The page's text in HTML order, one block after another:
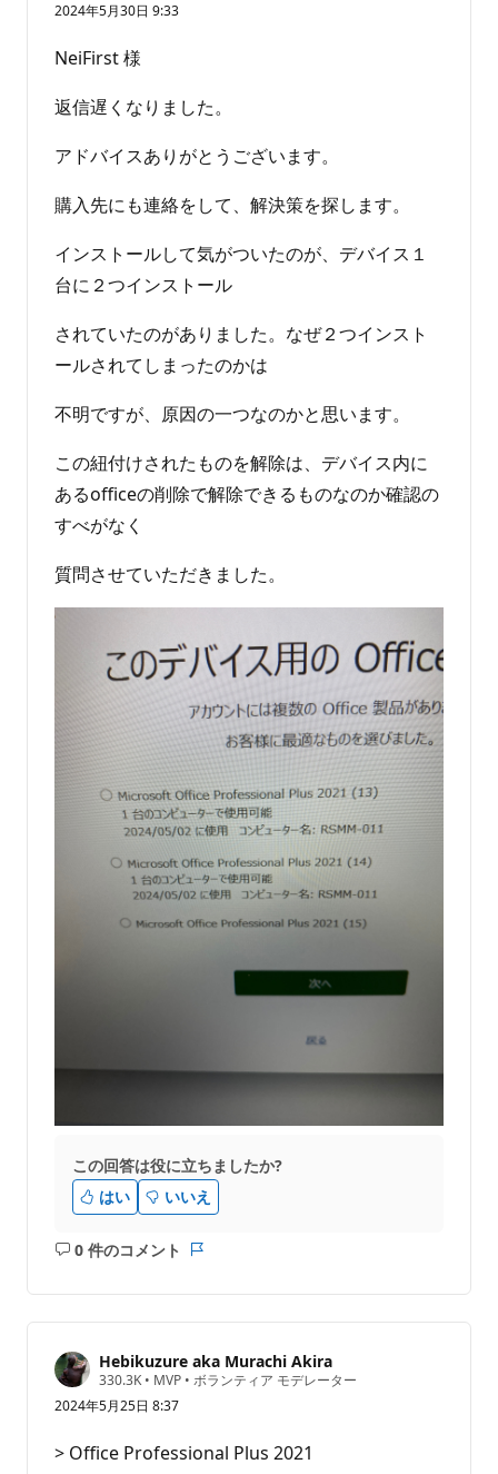
り
せ
2024年5月30日 9:33
NeiFirst 様
返信遅くなりました。
アドバイスありがとうございます。
購入先にも連絡をして、解決策を探します。
インストールして気がついたのが、デバイス１
台に２つインストール
されていたのがありました。なぜ２つインスト
ールされてしまったのかは
不明ですが、原因の一つなのかと思います。
この紐付けされたものを解除は、デバイス内に
あるofficeの削除で解除できるものなのか確認の
すべがなく
質問させていただきました。
この回答は役に立ちましたか?
はい
いいえ
0 件のコメント
コ
ト
は
あ
り
せ
ト
Hebikuzure aka Murachi Akira
330.3K 評
価
の
イ
ン
• MVP • ボランティア モデレーター
2024年5月25日 8:37
> Office Professional Plus 2021